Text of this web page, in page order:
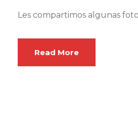
Les compartimos algunas
Read More